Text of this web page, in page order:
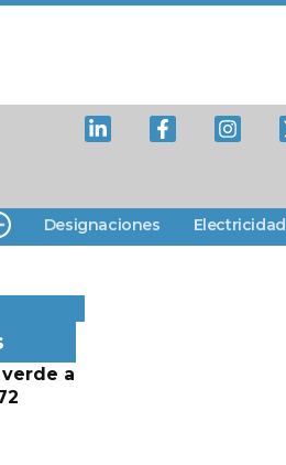
Designaciones Electricidad
a